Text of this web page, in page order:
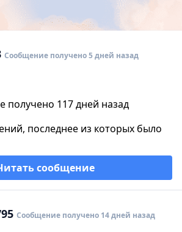
Сообщение получено 5 дней назад
117 дней назад
последнее из которых было
сообщение
Сообщение получено 14 дней назад